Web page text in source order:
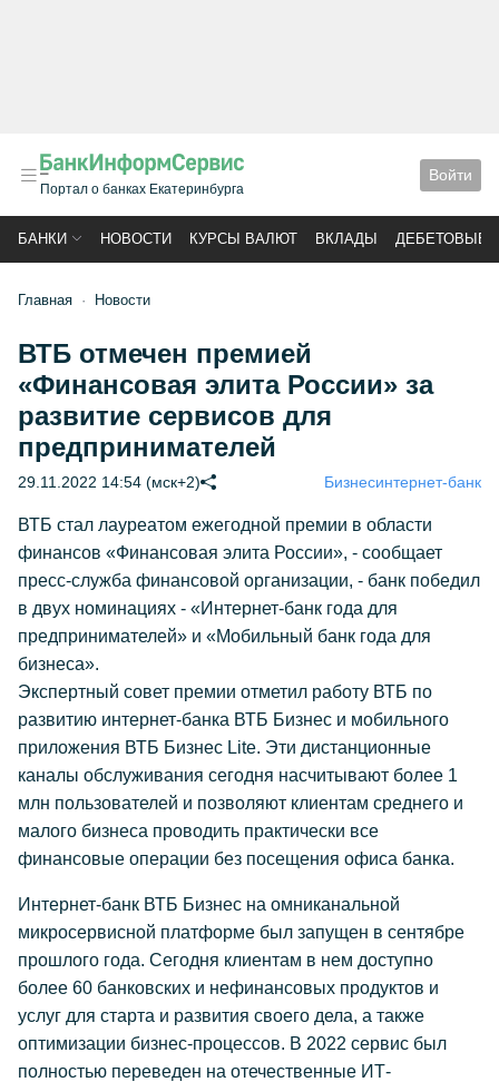
Портал о банках Екатеринбурга
Войти
БАНКИ НОВОСТИ КУРСЫ ВАЛЮТ ВКЛАДЫ ДЕБЕТОВЫЕ
Главная Новости
ВТБ отмечен премией
«Финансовая элита России» за
развитие сервисов для
предпринимателей
29.11.2022 14:54 (мск+2) Бизнесинтернет-банк
ВТБ стал лауреатом ежегодной премии в области
финансов «Финансовая элита России», - сообщает
пресс-служба финансовой организации, - банк победил
в двух номинациях - «Интернет-банк года для
предпринимателей» и «Мобильный банк года для
бизнеса».
Экспертный совет премии отметил работу ВТБ по
развитию интернет-банка ВТБ Бизнес и мобильного
приложения ВТБ Бизнес Lite. Эти дистанционные
каналы обслуживания сегодня насчитывают более 1
млн пользователей и позволяют клиентам среднего и
малого бизнеса проводить практически все
финансовые операции без посещения офиса банка.
Интернет-банк ВТБ Бизнес на омниканальной
микросервисной платформе был запущен в сентябре
прошлого года. Сегодня клиентам в нем доступно
более 60 банковских и нефинансовых продуктов и
услуг для старта и развития своего дела, а также
оптимизации бизнес-процессов. В 2022 сервис был
полностью переведен на отечественные ИТ-